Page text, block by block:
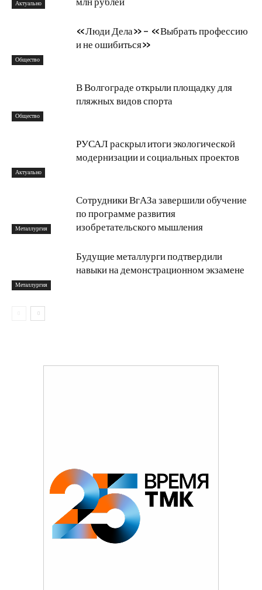
Актуально
Общество
«Люди Дела»- «Выбрать профессию
и не ошибиться»
Общество
В Волгограде открыли площадку для
пляжных видов спорта
Актуально
РУСАЛ раскрыл итоги экологической
модернизации и социальных проектов
Металлургия
Сотрудники ВгАЗа завершили обучение
по программе развития
изобретательского мышления
Металлургия
Будущие металлурги подтвердили
навыки на демонстрационном экзамене